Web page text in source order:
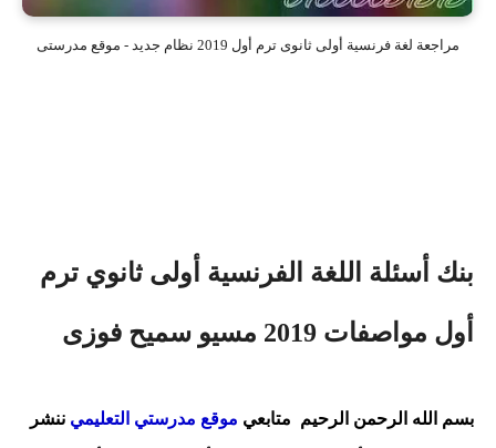
مراجعة لغة فرنسية أولى ثانوى ترم أول 2019 نظام جديد - موقع مدرستى
بنك أسئلة اللغة الفرنسية أولى ثانوي ترم
أول مواصفات 2019 مسيو سميح فوزى
بسم الله الرحمن الرحيم متابعي موقع مدرستي التعليمي ننشر